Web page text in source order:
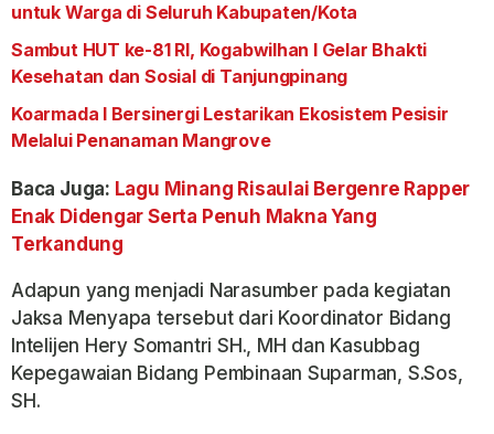
untuk Warga di Seluruh Kabupaten/Kota
Sambut HUT ke-81 RI, Kogabwilhan I Gelar Bhakti
Kesehatan dan Sosial di Tanjungpinang
Koarmada I Bersinergi Lestarikan Ekosistem Pesisir
Melalui Penanaman Mangrove
Baca Juga: Lagu Minang Risaulai Bergenre Rapper
Enak Didengar Serta Penuh Makna Yang
Terkandung
Adapun yang menjadi Narasumber pada kegiatan
Jaksa Menyapa tersebut dari Koordinator Bidang
Intelijen Hery Somantri SH., MH dan Kasubbag
Kepegawaian Bidang Pembinaan Suparman, S.Sos,
SH.